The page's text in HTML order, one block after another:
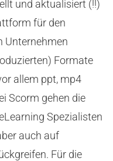
und aktualisiert (!!)
für den
Unternehmen
Formate
allem ppt, mp4
Scorm gehen die
Spezialisten
auch auf
Für die